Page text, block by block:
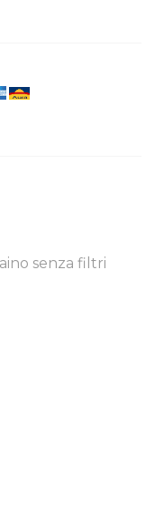
senza filtri